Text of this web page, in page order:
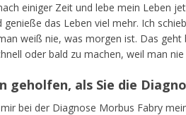
einiger Zeit und lebe mein Leben
das Leben viel mehr. Ich
weiß nie, was morgen ist. Das
oder bald zu machen, weil man
geholfen, als Sie die
bei der Diagnose Morbus Fabry